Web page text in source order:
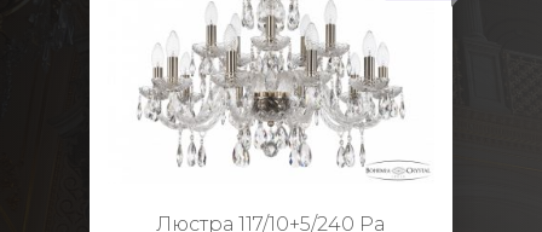
Люстра 117/10+5/240 Pa
Тип: Стеклянный рожок
Цвет арматуры: Патина/
Кол-во ламп: 15
Диаметр: 70 см